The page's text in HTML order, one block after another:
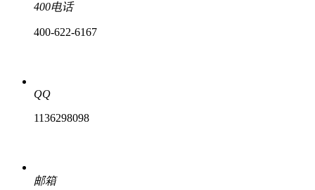
400电话
400-622-6167
QQ
1136298098
邮箱